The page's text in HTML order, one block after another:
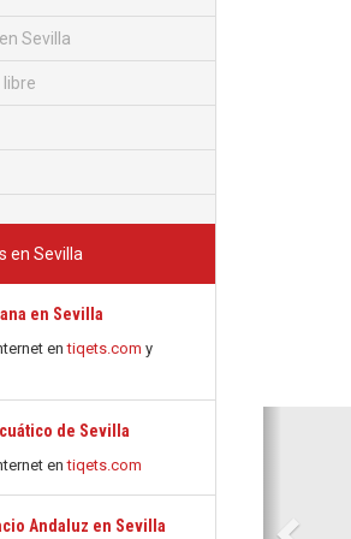
Sevilla
en Sevilla
en Sevilla
entiqets.com y
de Sevilla
entiqets.com
Andaluz en Sevilla